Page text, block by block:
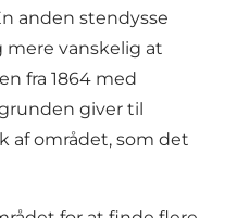
anden stendysse
mere vanskelig at
fra 1864 med
giver til
området, som det